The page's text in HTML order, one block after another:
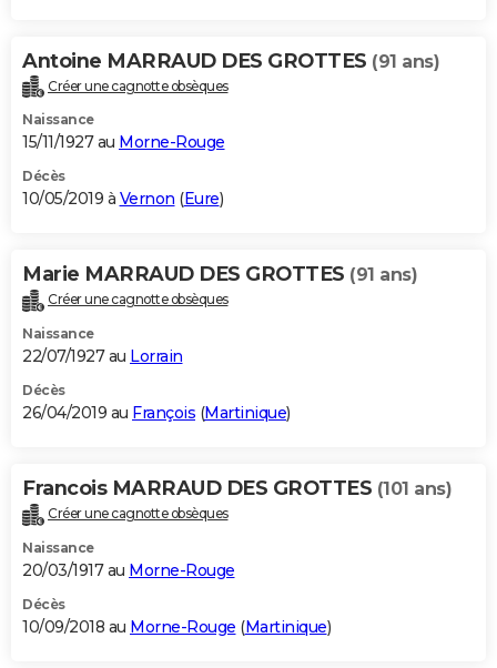
Antoine MARRAUD DES GROTTES (91 ans)
Créer une cagnotte obsèques
Naissance
15/11/1927 au Morne-Rouge
Décès
10/05/2019 à Vernon (Eure)
Marie MARRAUD DES GROTTES (91 ans)
Créer une cagnotte obsèques
Naissance
22/07/1927 au Lorrain
Décès
26/04/2019 au François (Martinique)
Francois MARRAUD DES GROTTES (101 ans)
Créer une cagnotte obsèques
Naissance
20/03/1917 au Morne-Rouge
Décès
10/09/2018 au Morne-Rouge (Martinique)